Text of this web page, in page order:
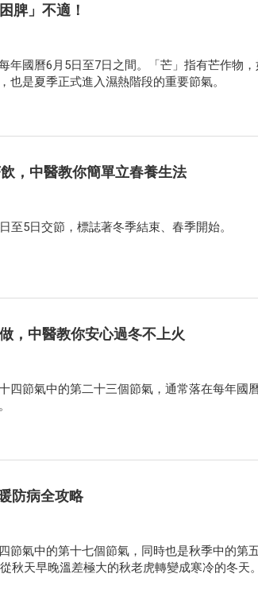
脾」不適！
年國曆6月5日至7日之間。「芒」指有芒作物，
是夏季正式進入濕熱階段的重要節氣。
，中醫教你簡單立春養生法
至5日交節，標誌著冬季結束、春季開始。
，中醫教你安心過冬不上火
四節氣中的第二十三個節氣，通常落在每年國
防病全攻略
節氣中的第十七個節氣，同時也是秋季中的第
秋天早晚溫差極大的秋老虎轉變成寒冷的冬天。